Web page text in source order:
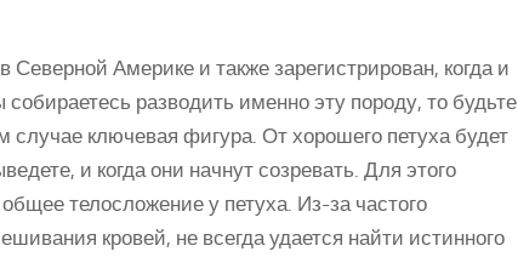
Америке и также зарегистрирован, когда и
разводить именно эту породу, то будьте
случае ключевая фигура. От хорошего петуха будет
и когда они начнут созревать. Для этого
телосложение у петуха. Из-за частого
кровей, не всегда удается найти истинного